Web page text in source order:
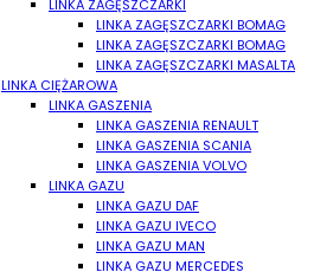
LINKA ZAGĘSZCZARKI
LINKA ZAGĘSZCZARKI BOMAG
LINKA ZAGĘSZCZARKI BOMAG
LINKA ZAGĘSZCZARKI MASALTA
LINKA CIĘŻAROWA
LINKA GASZENIA
LINKA GASZENIA RENAULT
LINKA GASZENIA SCANIA
LINKA GASZENIA VOLVO
LINKA GAZU
LINKA GAZU DAF
LINKA GAZU IVECO
LINKA GAZU MAN
LINKA GAZU MERCEDES